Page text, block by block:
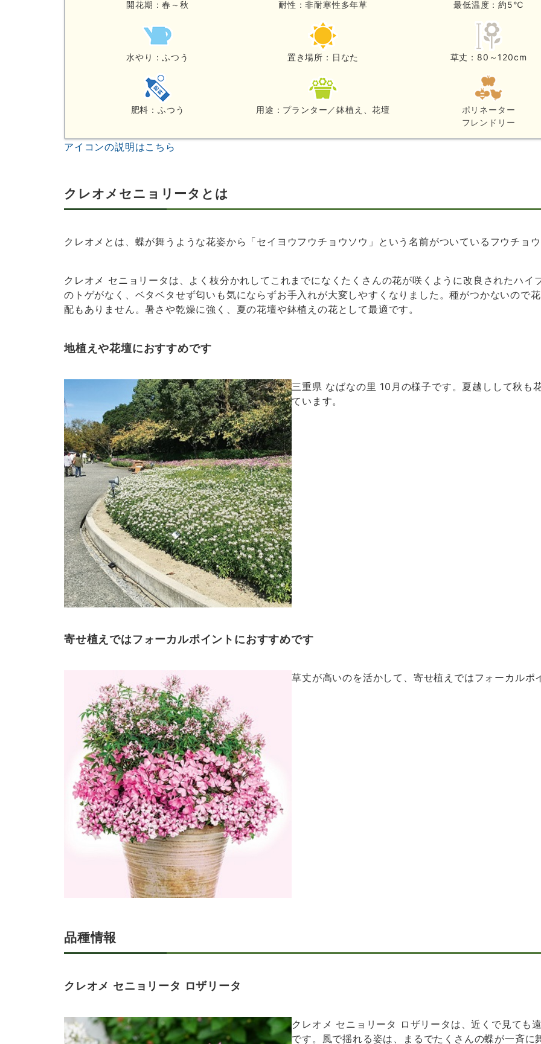
開花期：春～秋 耐性：非耐寒性多年草 最低温度：約5℃
水やり：ふつう 置き場所：日なた 草丈：80～120cm
肥料：ふつう 用途：プランター／鉢植え、花壇
ポリネーター
フレンドリー
アイコンの説明はこちら
クレオメセニョリータとは
クレオメとは、蝶が舞うような花姿から「セイヨウフウチョウソウ」という名前がついているフウチョウ
クレオメ セニョリータは、よく枝分かれしてこれまでになくたくさんの花が咲くように改良されたハ
のトゲがなく、ベタベタせず匂いも気にならずお手入れが大変しやすくなりました。種がつかないので
配もありません。暑さや乾燥に強く、夏の花壇や鉢植えの花として最適です。
地植えや花壇におすすめです
三重県 なばなの里 10月の様子です。夏越しして秋も
ています。
寄せ植えではフォーカルポイントにおすすめです
草丈が高いのを活かして、寄せ植えではフォーカルポ
品種情報
クレオメ セニョリータ ロザリータ
クレオメ セニョリータ ロザリータは、近くで見ても
です。風で揺れる姿は、まるでたくさんの蝶が一斉に